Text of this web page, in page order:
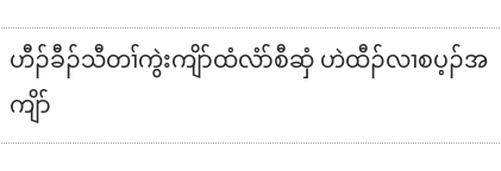
တၢ်
ဂီၤ
ထီၣ်
ဟီၣ်ခီၣ်သီတၢ်ကွဲးကျိာ်ထံလံာ်စီဆှံ ဟဲထီၣ်လၢစပ့ၣ်အ
ကျိာ်